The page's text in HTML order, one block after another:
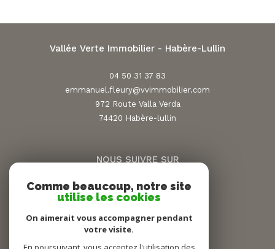
Vallée Verte Immobilier - Habère-Lullin
04 50 31 37 83
emmanuel.fleury@vvimmobilier.com
972 Route Valla Verda
74420
habère-lullin
NOUS SUIVRE SUR
Comme beaucoup, notre site
utilise les cookies
On aimerait vous accompagner pendant
votre visite.